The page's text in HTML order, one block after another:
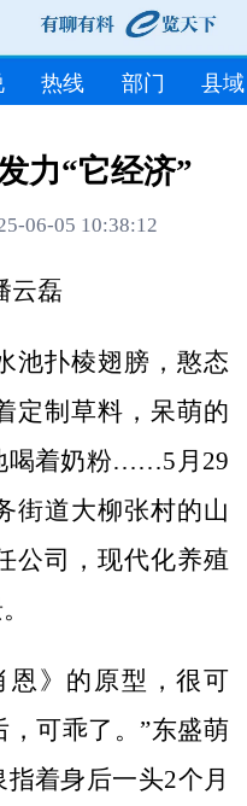
热线 部门 县域
力“它经济”
06-05 10:38:12
磊
扑棱翅膀，憨态
定制草料，呆萌的
喝着奶粉……5月29
街道大柳张村的山
公司，现代化养殖
》的原型，很可
可乖了。”东盛萌
着身后一头2个月